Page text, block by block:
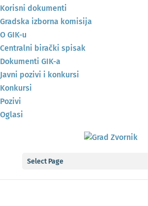
Korisni dokumenti
Gradska izborna komisija
O GIK-u
Centralni birački spisak
Dokumenti GIK-a
Javni pozivi i konkursi
Konkursi
Pozivi
Oglasi
Select Page